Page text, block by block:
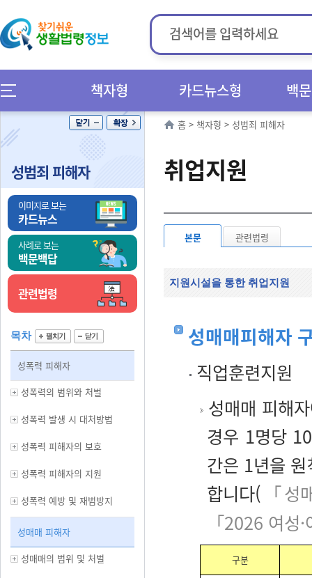
책자형 카드뉴스형 백
성범죄 피해자
이미지로 보는
카드뉴스
사례로 보는
백문백답
관련법령
목차
성폭력 피해자
성폭력의 범위와 처벌
성폭력 발생 시 대처방법
성폭력 피해자의 보호
성폭력 피해자의 지원
성폭력 예방 및 재범방지
성매매 피해자
성매매의 범위 및 처벌
홈 > 책자형 > 성범죄 피해자
취업지원
본문 관련법령
지원시설을 통한 취업지원
성매매피해자
직업훈련지원
성매매 피해
경우 1명당
간은 1년을
합니다( 「
「2026 여성
구분